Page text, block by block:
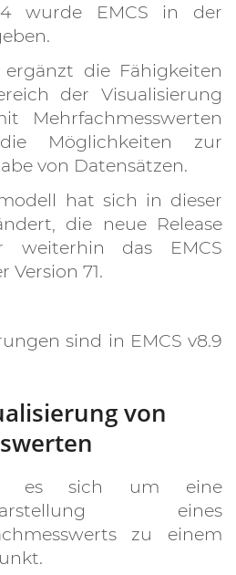
wurde EMCS in der
die Fähigkeiten
der Visualisierung
Mehrfachmesswerten
Möglichkeiten zur
von Datensätzen.
hat sich in dieser
die neue Release
weiterhin das EMCS
Version 71.
sind in EMCS v8.9
von
es sich um eine
eines
zu einem